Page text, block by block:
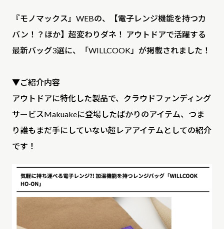
FAQ
CONTACT
PRIVACY POLICY
『モノマックス』WEBの、【電子レンジ機能を持つカ
バン！？ほか】超変わりダネ！ アウトドアで活躍する
最新バッグ3選に、「WILLCOOK」が掲載されました！
▼ご紹介内容
アウトドアに特化した製品で、クラウドファンディング
サービスMakuakeに登場したばかりのアイテム、つま
り誰もまだ手にしていない超レアアイテムとしての紹介
です！